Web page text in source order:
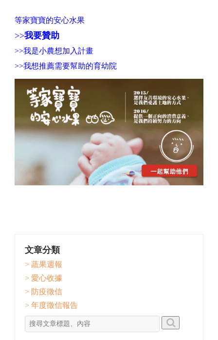
等家寶寶的安心水果
>>我要贊助
>>我是小農想加入計畫
>>我想推薦需要幫助的育幼院
文章分類
> 蔬果週報
> 愛心收據
> 防疫徵信
> 年度徵信報告